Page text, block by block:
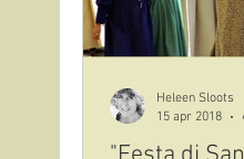
Heleen Sloots
15 apr 2018